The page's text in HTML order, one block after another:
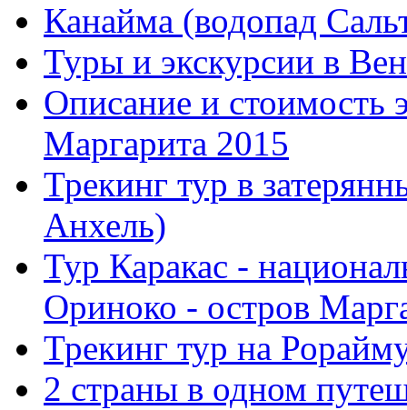
Канайма (водопад
Туры и экскурсии в
Описание и стоимость
Маргарита 2015
Трекинг тур в
Анхель)
Тур Каракас -
Ориноко - остров
Трекинг тур на
2 страны в одном